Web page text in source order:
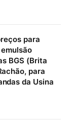
para
BGS (Brita
para
da Usina